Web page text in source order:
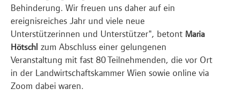
Behinderung. Wir freuen uns daher auf ein
ereignisreiches Jahr und viele neue
Unterstützerinnen und Unterstützer", betont Maria
Hötschl zum Abschluss einer gelungenen
Veranstaltung mit fast 80 Teilnehmenden, die vor Ort
in der Landwirtschaftskammer Wien sowie online via
Zoom dabei waren.